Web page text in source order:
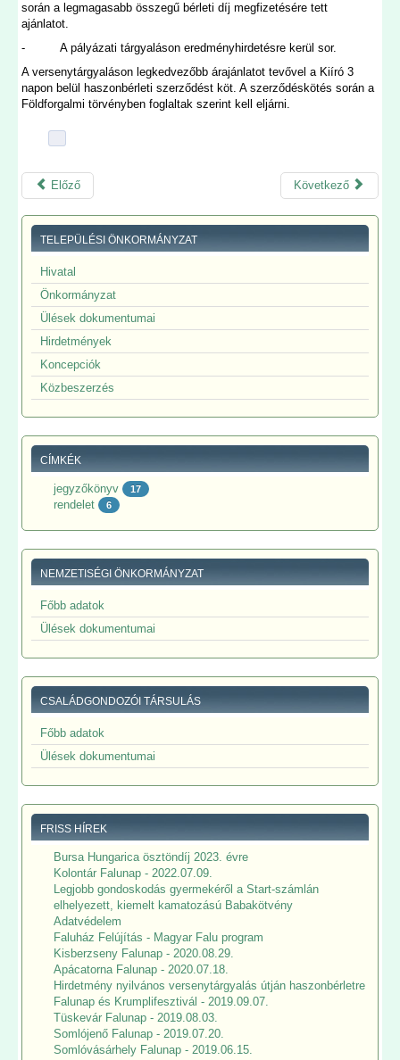
során a legmagasabb összegű bérleti díj megfizetésére tett
ajánlatot.
- A pályázati tárgyaláson eredményhirdetésre kerül sor.
A versenytárgyaláson legkedvezőbb árajánlatot tevővel a Kiíró 3
napon belül haszonbérleti szerződést köt. A szerződéskötés során a
Földforgalmi törvényben foglaltak szerint kell eljárni.
Előző Következő
TELEPÜLÉSI ÖNKORMÁNYZAT
Hivatal
Önkormányzat
Ülések dokumentumai
Hirdetmények
Koncepciók
Közbeszerzés
CÍMKÉK
jegyzőkönyv 17
rendelet 6
NEMZETISÉGI ÖNKORMÁNYZAT
Főbb adatok
Ülések dokumentumai
CSALÁDGONDOZÓI TÁRSULÁS
Főbb adatok
Ülések dokumentumai
FRISS HÍREK
Bursa Hungarica ösztöndíj 2023. évre
Kolontár Falunap - 2022.07.09.
Legjobb gondoskodás gyermekéről a Start-számlán
elhelyezett, kiemelt kamatozású Babakötvény
Adatvédelem
Faluház Felújítás - Magyar Falu program
Kisberzseny Falunap - 2020.08.29.
Apácatorna Falunap - 2020.07.18.
Hirdetmény nyilvános versenytárgyalás útján haszonbérletre
Falunap és Krumplifesztivál - 2019.09.07.
Tüskevár Falunap - 2019.08.03.
Somlójenő Falunap - 2019.07.20.
Somlóvásárhely Falunap - 2019.06.15.